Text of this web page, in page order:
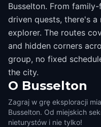
Busselton. From
driven quests, there's
explorer. The routes
and hidden corners
group, no fixed
the city.
O Busselton
Zagraj w grę eksploracji
Busselton. Od miejskich
nieturystów i nie tylko!